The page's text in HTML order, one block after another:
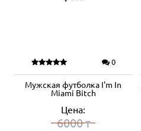
0
Мужская футболка I'm In
Miami Bitch
Цена:
6000₸